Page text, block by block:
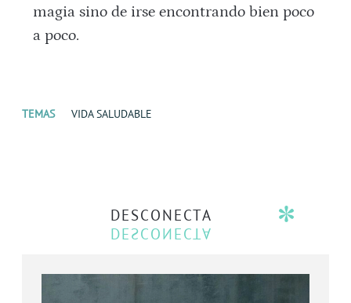
magia sino de irse encontrando bien poco
a poco.
TEMAS VIDA SALUDABLE
DESCONECTA